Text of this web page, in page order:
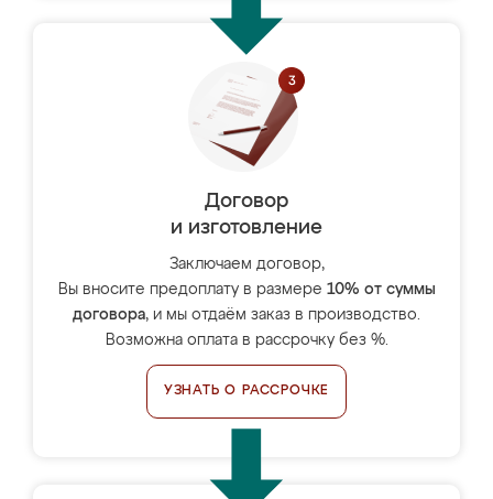
Договор
и изготовление
Заключаем договор,
Вы вносите предоплату в размере 10% от суммы
договора, и мы отдаём заказ в производство.
Возможна оплата в рассрочку без %.
УЗНАТЬ О РАССРОЧКЕ